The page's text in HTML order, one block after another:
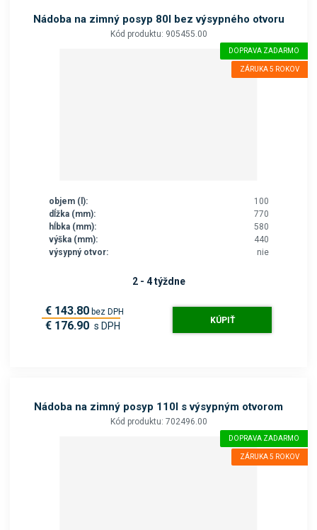
Nádoba na zimný posyp 80l bez výsypného otvoru
Kód produktu: 905455.00
DOPRAVA ZADARMO
ZÁRUKA 5 ROKOV
objem (l):
100
dĺžka (mm):
770
hĺbka (mm):
580
výška (mm):
440
výsypný otvor:
nie
2 - 4 týždne
€ 143.80 bez DPH
€ 176.90 s DPH KÚPIŤ
Nádoba na zimný posyp 110l s výsypným otvorom
Kód produktu: 702496.00
DOPRAVA ZADARMO
ZÁRUKA 5 ROKOV